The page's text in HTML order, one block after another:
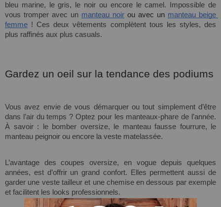
bleu marine, le gris, le noir ou encore le camel. Impossible de
vous tromper avec un manteau noir ou avec un manteau beige
femme ! Ces deux vêtements complètent tous les styles, des
plus raffinés aux plus casuals.
Gardez un oeil sur la tendance des podiums
Vous avez envie de vous démarquer ou tout simplement d’être
dans l’air du temps ? Optez pour les manteaux-phare de l’année.
À savoir : le bomber oversize, le manteau fausse fourrure, le
manteau peignoir ou encore la veste matelassée.
L’avantage des coupes oversize, en vogue depuis quelques
années, est d’offrir un grand confort. Elles permettent aussi de
garder une veste tailleur et une chemise en dessous par exemple
et facilitent les looks professionnels.